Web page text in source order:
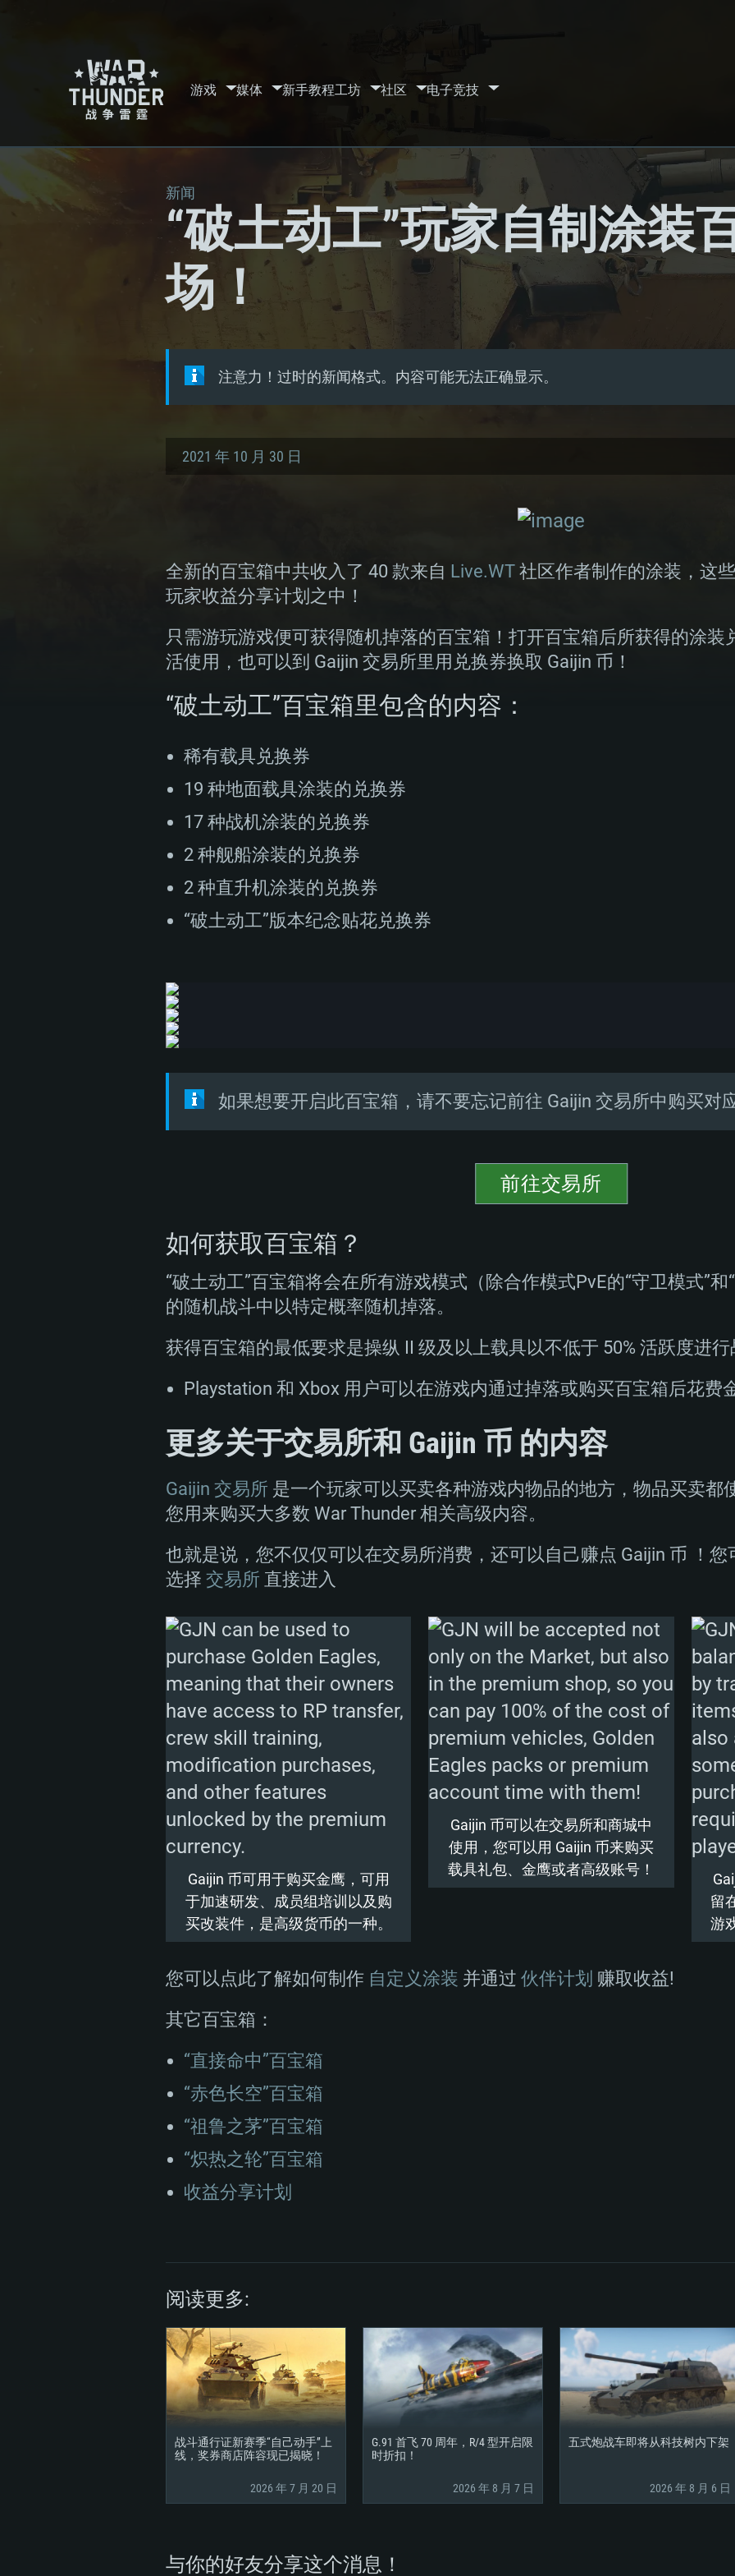
游戏 媒体 新手教程工坊 社区 电子竞技
配置要求
PC平台 MAC平台
最低配置
操作系统：Windows 10 (64位)
处理器：双核 2.2 GHz
图形处理器：DirectX 11 级别的显卡 - AMD
Radeon 77XX / NVIDIA GeForce GTX 660 (游戏支
推荐配置
操作系统：
处理器：英特尔
内存大小: 16 GB
图形处理器：
GeForce
最低配置
操作系统：Mac OS Big Sur 11.0 或更新版本
处理器：Core i7，至少需要 2.2GHz (不支持Intel
内存大小：6 GB
图形处理器: Intel Iris Pro 5200 (Mac) 或同等水平的
推荐配置
操作系统：Mac
处理器：Core i7 (
内存大小：8 GB
图形处理器：
网络：宽带网络连
最低配置
操作系统：大部分现代 64 位 Linux 系统发行版
处理器：双核 2.4 GHz
图形处理器：NVIDIA GTX 660 及最新显卡驱动 (至
少为半年以内的版本) 或同等水平的 AMD 显卡及最
的解析度最低为720P。显卡需要支持Vulkan API
网络：宽带网络连接
硬盘空间: 22.1 GB (极简客户端)
推荐配置
操作系统：
处理器：Intel
内存大小: 16 GB
图形处理器：
(至少为半年以内
年以内的版本)。
新闻
“破土动工”玩家自制涂装
场！
注意力！过时的新闻格式。内容可能无法正确显示。
2021 年 10 月 30 日
全新的百宝箱中共收入了 40 款来自 Live.WT 社区作者制作的涂装，这
玩家收益分享计划之中！
只需游玩游戏便可获得随机掉落的百宝箱！打开百宝箱后所获得的涂装
活使用，也可以到 Gaijin 交易所里用兑换券换取 Gaijin 币！
“破土动工”百宝箱里包含的内容：
稀有载具兑换券
19 种地面载具涂装的兑换券
17 种战机涂装的兑换券
2 种舰船涂装的兑换券
2 种直升机涂装的兑换券
“破土动工”版本纪念贴花兑换券
如果想要开启此百宝箱，请不要忘记前往 Gaijin 交易所中购买对
前往交易所
如何获取百宝箱？
“破土动工”百宝箱将会在所有游戏模式（除合作模式PvE的“守卫模式”
的随机战斗中以特定概率随机掉落。
获得百宝箱的最低要求是操纵 II 级及以上载具以不低于 50% 活跃度进行
Playstation 和 Xbox 用户可以在游戏内通过掉落或购买百宝箱后花费
更多关于交易所和 Gaijin 币 的内容
Gaijin 交易所 是一个玩家可以买卖各种游戏内物品的地方，物品买卖都
您用来购买大多数 War Thunder 相关高级内容。
也就是说，您不仅仅可以在交易所消费，还可以自己赚点 Gaijin 币 ！
选择 交易所 直接进入
Gaijin 币可用于购买金鹰，可用
于加速研发、成员组培训以及购
买改装件，是高级货币的一种。
Gaijin 币可以在交易所和商城中
使用，您可以用 Gaijin 币来购买
载具礼包、金鹰或者高级账号！
留
游
您可以点此了解如何制作 自定义涂装 并通过 伙伴计划 赚取收益!
其它百宝箱：
“直接命中”百宝箱
“赤色长空”百宝箱
“祖鲁之茅”百宝箱
“炽热之轮”百宝箱
收益分享计划
阅读更多:
战斗通行证新赛季“自己动手”上
线，奖券商店阵容现已揭晓！
2026 年 7 月 20 日
G.91 首飞 70 周年，R/4 型开启限
时折扣！
2026 年 8 月 7 日
五式炮战车即将从科技树内下架
2026 年 8 月 6 日
与你的好友分享这个消息！